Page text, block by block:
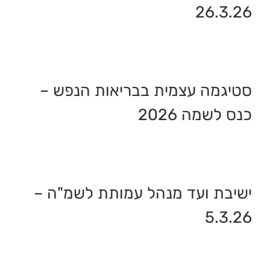
26.3.26
סטיגמה עצמית בבריאות הנפש –
כנס לשמה 2026
ישיבת ועד מנהל עמותת לשמ"ה –
5.3.26